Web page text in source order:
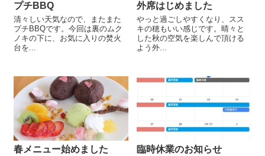
プチBBQ
清々しい天気なので、またまた
プチBBQです。今回は裏のムク
ノキの下に、お気に入りの焚火
台を...
外席はじめました
やっと過ごしやすくなり、スス
キの穂もいい感じです。晴々と
した秋の空気を楽しんで頂ける
よう外...
春メニュー始めました 臨時休業のお知らせ